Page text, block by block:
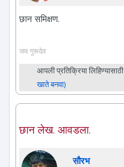
छान समिक्षण.
जय गुरूदेव
आपली प्रतिक्रिया लिहिण्यासाठी
खाते बनवा)
छान लेख. आवडला.
सौरभ